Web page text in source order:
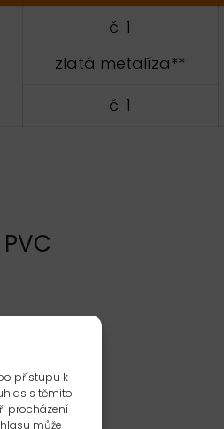
přístupu k
s těmito
procházení
může
č. 1
zlatá metalíza**
č. 1